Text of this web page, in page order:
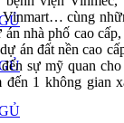
cùng
nhà phố cao
án đất nền cao
sự mỹ quan
đến 1 không gian